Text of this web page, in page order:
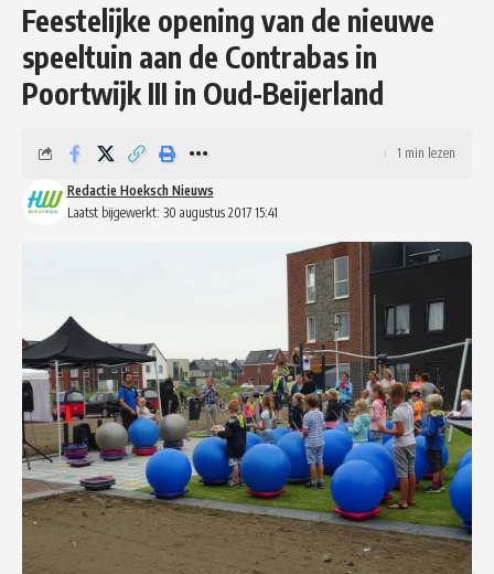
Feestelijke opening van de nieuwe
speeltuin aan de Contrabas in
Poortwijk III in Oud-Beijerland
Laatst bijgewerkt: 30 augustus 2017 15:41
Redactie Hoeksch Nieuws
1 min lezen